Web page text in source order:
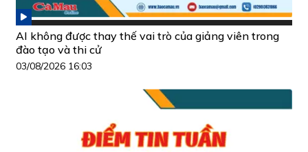
AI không được thay thế vai trò của giảng viên trong
đào tạo và thi cử
03/08/2026 16:03